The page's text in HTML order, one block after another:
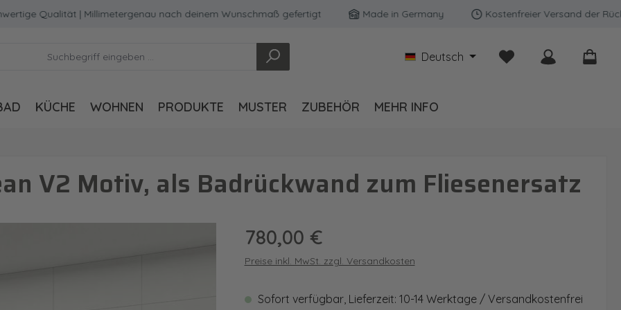
Qualität | Millimetergenau nach deinem Wunschmaß gefertigt Made in Germany Kostenfreier Versand der
Deutsch Du hast 0 Produkte
KÜCHE WOHNEN PRODUKTE MUSTER ZUBEHÖR MEHR INFO
V2 Motiv, als Badrückwand zum Fliesenersatz
Regulärer Preis:
780,00 €
Preise inkl. MwSt. zzgl. Versandkosten
Sofort verfügbar, Lieferzeit: 10-14 Werktage / Versandkostenfrei